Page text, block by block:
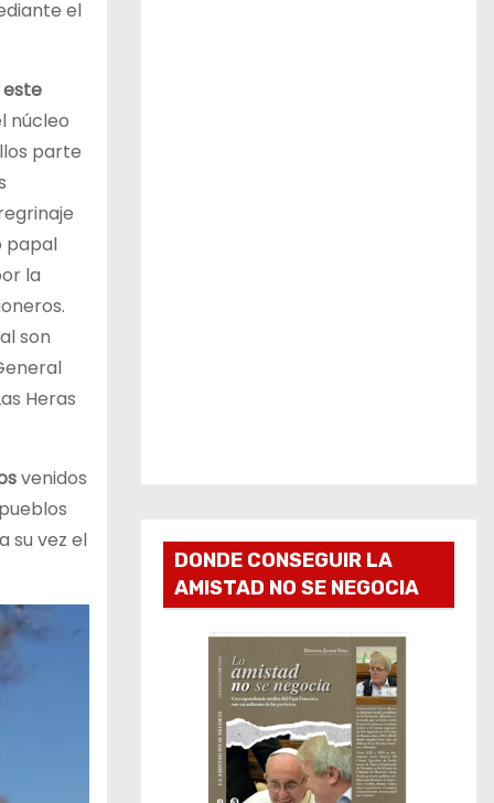
el
este
núcleo
parte
papal
la
son
Heras
venidos
su vez el
DONDE CONSEGUIR LA
AMISTAD NO SE NEGOCIA